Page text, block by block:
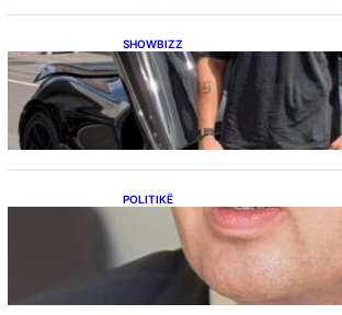
SHOWBIZZ
Ish-banori i Big Brother
Kuqi ua mbyll gojën
dëshmi për supermakinën
POLITIKË
Përplasja VV-LDK për
Kërçeli i përgjigjet Hotit:
aleancën me SHBA-në”